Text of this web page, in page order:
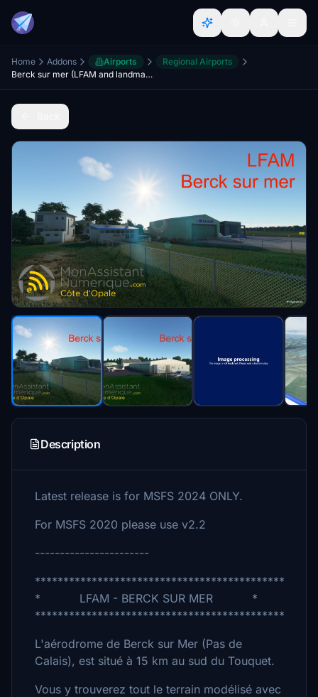
Home Addons Airports
Regional Airports
Berck sur mer (LFAM and landmarks, including baie de Somme)
Description
Latest release is for MSFS 2024 ONLY.
For MSFS 2020 please use v2.2
-----------------------
********************************************
* LFAM - BERCK SUR MER *
********************************************
L'aérodrome de Berck sur Mer (Pas de
Calais), est situé à 15 km au sud du Touquet.
Vous y trouverez tout le terrain modélisé avec